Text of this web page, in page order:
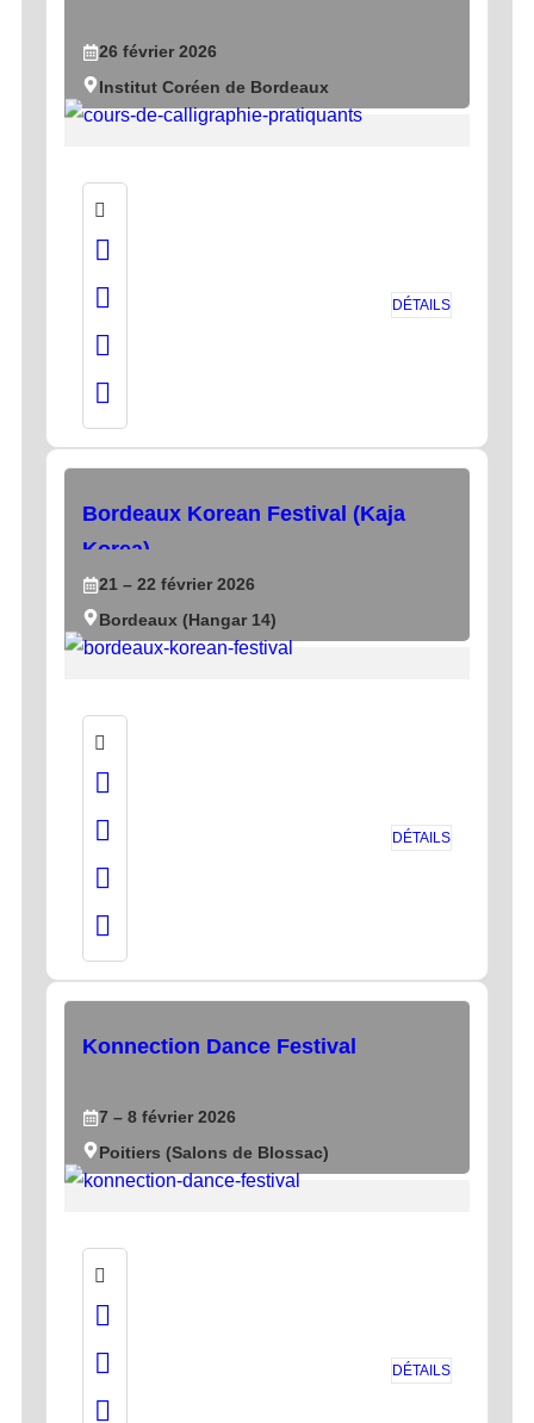
26 février 2026
Institut Coréen de Bordeaux
DÉTAILS
Bordeaux Korean Festival (Kaja
Korea)
21 – 22 février 2026
Bordeaux (Hangar 14)
DÉTAILS
Konnection Dance Festival
7 – 8 février 2026
Poitiers (Salons de Blossac)
DÉTAILS